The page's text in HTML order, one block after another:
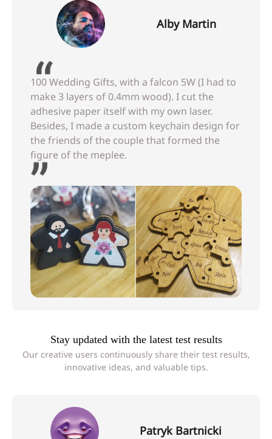
Alby Martin
100 Wedding Gifts, with a falcon 5W (I had to
make 3 layers of 0.4mm wood). I cut the
adhesive paper itself with my own laser.
Besides, I made a custom keychain design for
the friends of the couple that formed the
figure of the meplee.
Stay updated with the latest test results
Our creative users continuously share their test results,
innovative ideas, and valuable tips.
Patryk Bartnicki